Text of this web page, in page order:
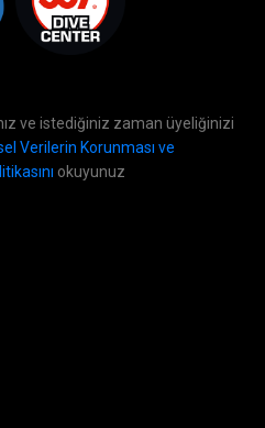
ve istediğiniz zaman üyeliğinizi
Verilerin Korunması ve
okuyunuz